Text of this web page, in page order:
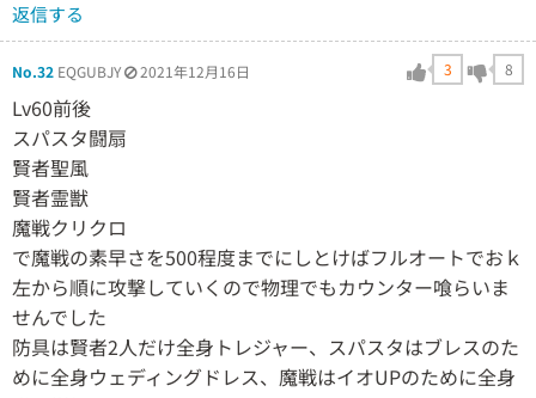
返信する
No.32 EQGUBJY 2021年12月16日 3 8
Lv60前後
スパスタ闘扇
賢者聖風
賢者霊獣
魔戦クリクロ
で魔戦の素早さを500程度までにしとけばフルオートでおｋ
左から順に攻撃していくので物理でもカウンター喰らいま
せんでした
防具は賢者2人だけ全身トレジャー、スパスタはブレスのた
めに全身ウェディングドレス、魔戦はイオUPのために全身